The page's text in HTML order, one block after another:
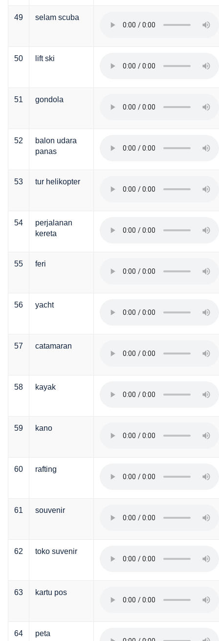
49 selam scuba
50 lift ski
51 gondola
52
balon udara
panas
53 tur helikopter
54
perjalanan
kereta
55 feri
56 yacht
57 catamaran
58 kayak
59 kano
60 rafting
61 souvenir
62 toko suvenir
63 kartu pos
64 peta